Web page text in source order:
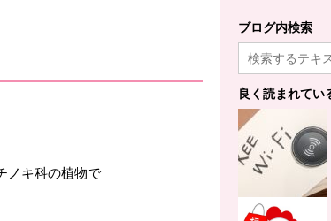
ノキ科の植物で
ブログ内検索
良く読まれてい